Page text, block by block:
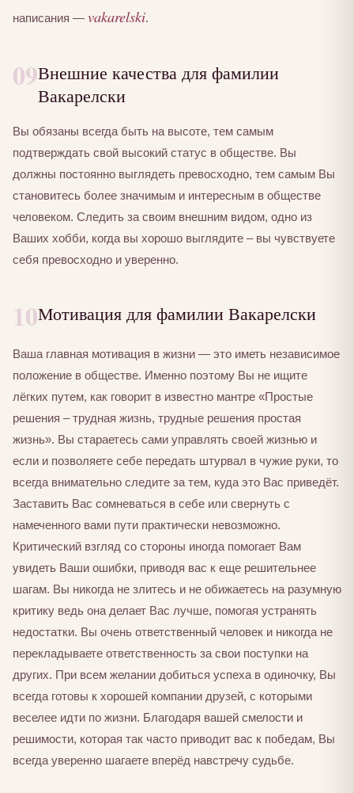
написания — vakarelski.
09Внешние качества для фамилии
Вакарелски
Вы обязаны всегда быть на высоте, тем самым
подтверждать свой высокий статус в обществе. Вы
должны постоянно выглядеть превосходно, тем самым Вы
становитесь более значимым и интересным в обществе
человеком. Следить за своим внешним видом, одно из
Ваших хобби, когда вы хорошо выглядите – вы чувствуете
себя превосходно и уверенно.
10Мотивация для фамилии Вакарелски
Ваша главная мотивация в жизни — это иметь независимое
положение в обществе. Именно поэтому Вы не ищите
лёгких путем, как говорит в известно мантре «Простые
решения – трудная жизнь, трудные решения простая
жизнь». Вы стараетесь сами управлять своей жизнью и
если и позволяете себе передать штурвал в чужие руки, то
всегда внимательно следите за тем, куда это Вас приведёт.
Заставить Вас сомневаться в себе или свернуть с
намеченного вами пути практически невозможно.
Критический взгляд со стороны иногда помогает Вам
увидеть Ваши ошибки, приводя вас к еще решительнее
шагам. Вы никогда не злитесь и не обижаетесь на разумную
критику ведь она делает Вас лучше, помогая устранять
недостатки. Вы очень ответственный человек и никогда не
перекладываете ответственность за свои поступки на
других. При всем желании добиться успеха в одиночку, Вы
всегда готовы к хорошей компании друзей, с которыми
веселее идти по жизни. Благодаря вашей смелости и
решимости, которая так часто приводит вас к победам, Вы
всегда уверенно шагаете вперёд навстречу судьбе.